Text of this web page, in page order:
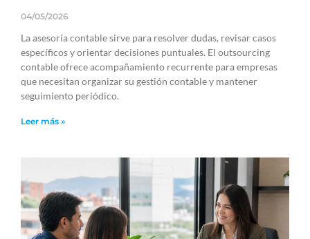
04/05/2026
La asesoría contable sirve para resolver dudas, revisar casos
específicos y orientar decisiones puntuales. El outsourcing
contable ofrece acompañamiento recurrente para empresas
que necesitan organizar su gestión contable y mantener
seguimiento periódico.
Leer más »